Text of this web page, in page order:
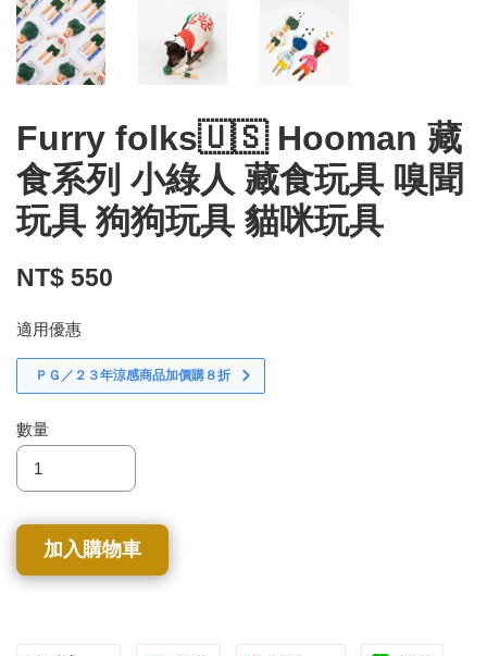
Furry folks🇺🇸 Hooman 藏
食系列 小綠人 藏食玩具 嗅聞
玩具 狗狗玩具 貓咪玩具
NT$ 550
適用優惠
ＰＧ／２３年涼感商品加價購８折
數量
加入購物車